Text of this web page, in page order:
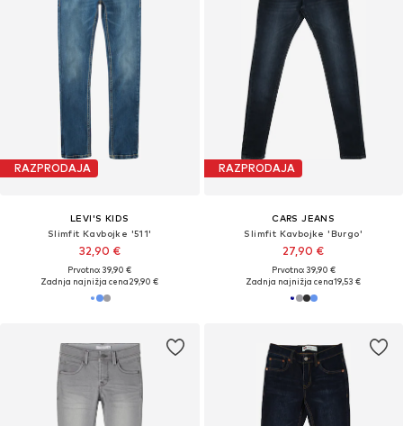
RAZPRODAJA
LEVI'S KIDS
Slimfit Kavbojke '511'
32,90 €
Prvotno: 39,90 €
Zadnja najnižja cena29,90 €
RAZPRODAJA
CARS JEANS
Slimfit Kavbojke 'Burgo'
27,90 €
Prvotno: 39,90 €
Zadnja najnižja cena19,53 €